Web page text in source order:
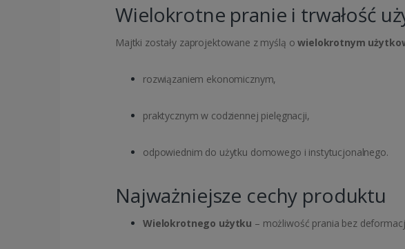
Wielokrotne pranie i trwałość
Majtki zostały zaprojektowane z myślą owielokrotnym
rozwiązaniem ekonomicznym,
praktycznym w codziennej pielęgnacji,
odpowiednim do użytku domowego i instytucjonalnego.
Najważniejsze cechy produktu
Wielokrotnego użytku – możliwość prania bez